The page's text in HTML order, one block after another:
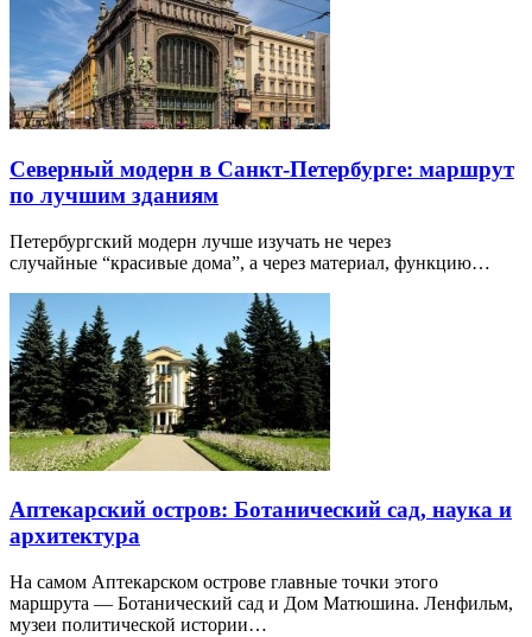
Северный модерн в Санкт-Петербурге: маршрут
по лучшим зданиям
Петербургский модерн лучше изучать не через
случайные “красивые дома”, а через материал, функцию…
Аптекарский остров: Ботанический сад, наука и
архитектура
На самом Аптекарском острове главные точки этого
маршрута — Ботанический сад и Дом Матюшина. Ленфильм,
музеи политической истории…